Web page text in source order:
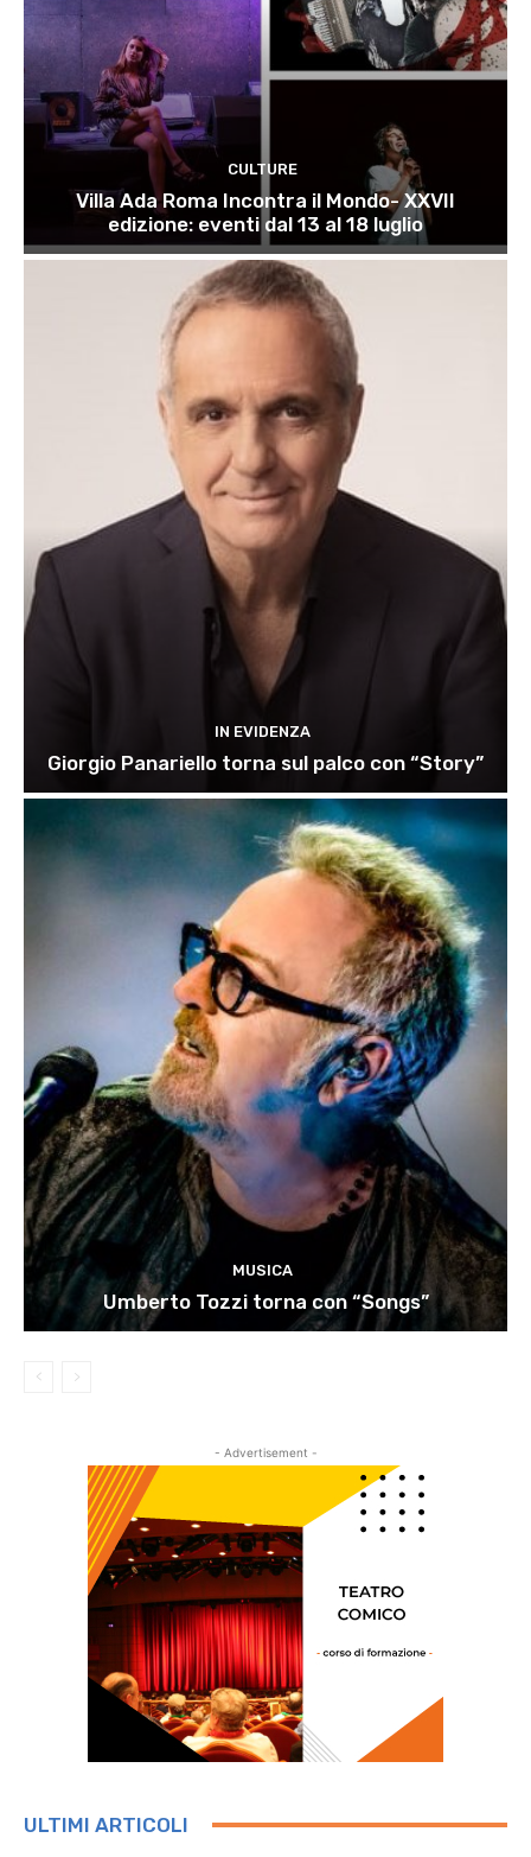
CULTURE
Villa Ada Roma Incontra il Mondo- XXVII
edizione: eventi dal 13 al 18 luglio
IN EVIDENZA
Giorgio Panariello torna sul palco con “Story”
MUSICA
Umberto Tozzi torna con “Songs”
- Advertisement -
ULTIMI ARTICOLI